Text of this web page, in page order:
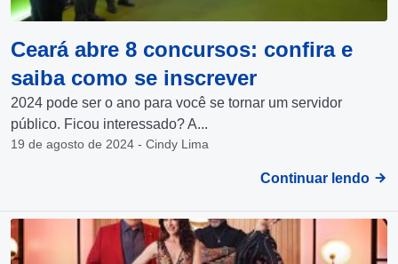
Ceará abre 8 concursos: confira e
saiba como se inscrever
2024 pode ser o ano para você se tornar um servidor
público. Ficou interessado? A...
19 de agosto de 2024 - Cindy Lima
Continuar lendo